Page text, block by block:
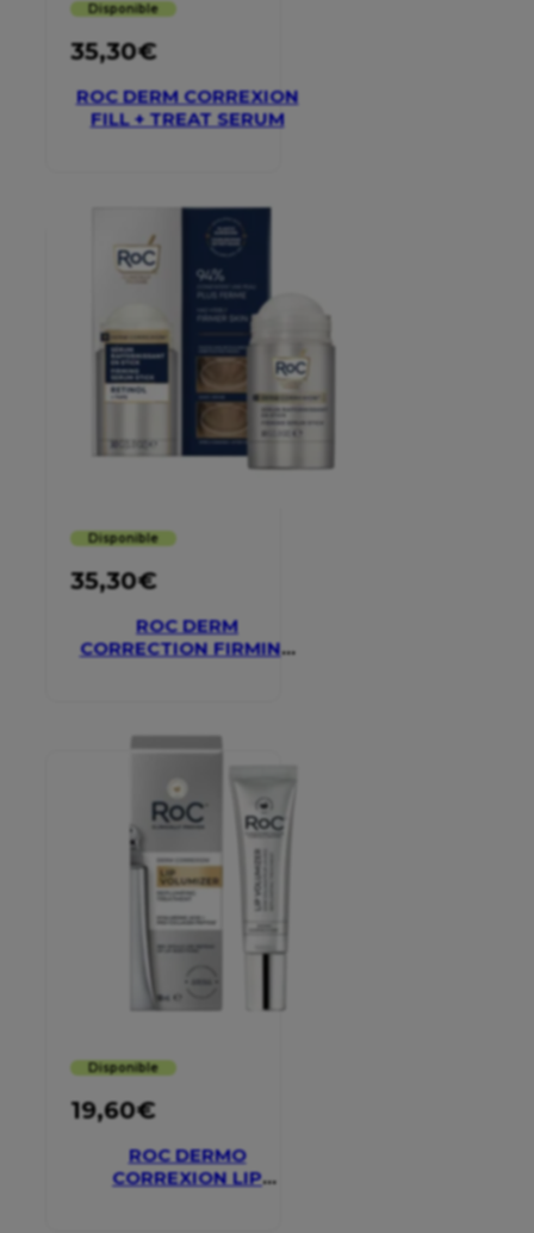
Disponible
35,30€
ROC DERM CORREXION
FILL + TREAT SERUM
Disponible
35,30€
ROC DERM
CORRECTION FIRMING
Disponible
19,60€
ROC DERMO
CORREXION LIP